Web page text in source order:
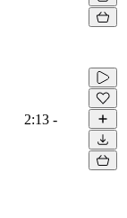
2:13 -